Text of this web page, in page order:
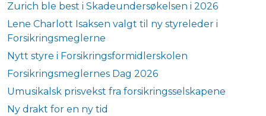
Zurich ble best i Skadeundersøkelsen i 2026
Lene Charlott Isaksen valgt til ny styreleder i
Forsikringsmeglerne
Nytt styre i Forsikringsformidlerskolen
Forsikringsmeglernes Dag 2026
Umusikalsk prisvekst fra forsikringsselskapene
Ny drakt for en ny tid